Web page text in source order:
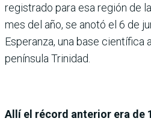
registrado para esa región de
mes del año, se anotó el 6 de
Esperanza, una base científica
península Trinidad.
Allí el récord anterior era de